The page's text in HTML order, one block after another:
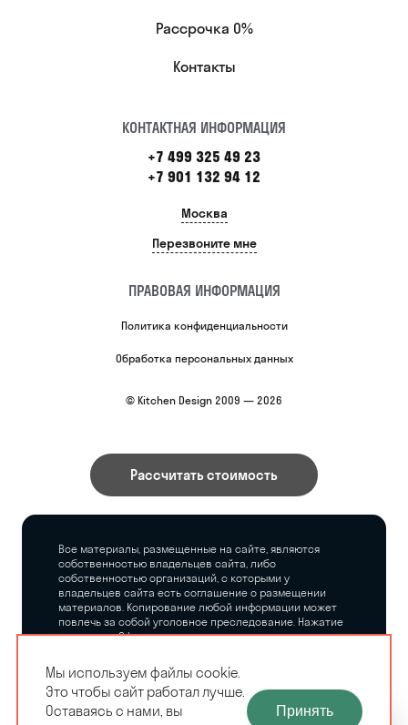
Рассрочка 0%
Контакты
КОНТАКТНАЯ ИНФОРМАЦИЯ
+7 499 325 49 23
+7 901 132 94 12
Москва
Перезвоните мне
ПРАВОВАЯ ИНФОРМАЦИЯ
Политика конфиденциальности
Обработка персональных данных
© Kitchen Design 2009 — 2026
Рассчитать стоимость
Все материалы, размещенные на сайте, являются
собственностью владельцев сайта, либо
собственностью организаций, с которыми у
владельцев сайта есть соглашение о размещении
материалов. Копирование любой информации может
повлечь за собой уголовное преследование. Нажатие
на кнопку «Оформить заказ», а также последующее
владельцев сайта никаких обязательств.
ЗАМЕРЩИК-
РАСЧЕТ КУХНИ
Мы используем файлы cookie.
Это чтобы сайт работал лучше.
Оставаясь с нами, вы
Принять